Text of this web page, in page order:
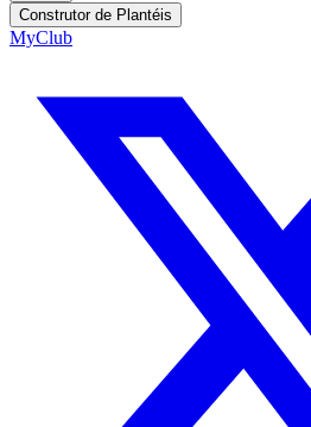
Construtor de Plantéis
MyClub